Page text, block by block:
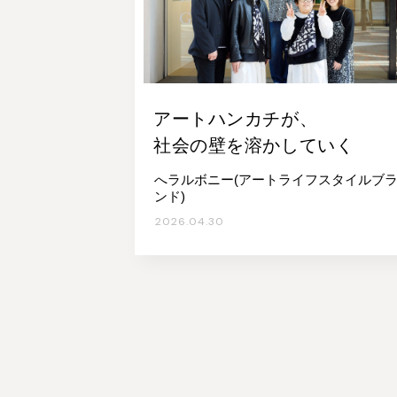
アートハンカチが、
社会の壁を溶かしていく
へラルボニー(アートライフスタイルブラ
ンド)
2026.04.30